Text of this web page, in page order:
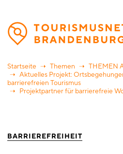
Direkt
zum
Inhalt
Startseite Themen THEMEN
Aktuelles Projekt:
barrierefreien Tourismus
Projektpartner für barrierefreie
BARRIEREFREIHEIT